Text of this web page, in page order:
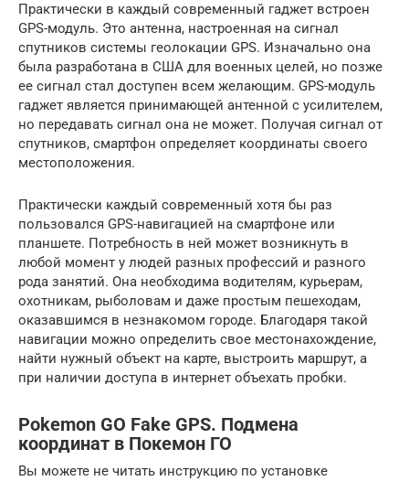
Практически в каждый современный гаджет встроен
GPS-модуль. Это антенна, настроенная на сигнал
спутников системы геолокации GPS. Изначально она
была разработана в США для военных целей, но позже
ее сигнал стал доступен всем желающим. GPS-модуль
гаджет является принимающей антенной с усилителем,
но передавать сигнал она не может. Получая сигнал от
спутников, смартфон определяет координаты своего
местоположения.
Практически каждый современный хотя бы раз
пользовался GPS-навигацией на смартфоне или
планшете. Потребность в ней может возникнуть в
любой момент у людей разных профессий и разного
рода занятий. Она необходима водителям, курьерам,
охотникам, рыболовам и даже простым пешеходам,
оказавшимся в незнакомом городе. Благодаря такой
навигации можно определить свое местонахождение,
найти нужный объект на карте, выстроить маршрут, а
при наличии доступа в интернет объехать пробки.
Pokemon GO Fake GPS. Подмена
координат в Покемон ГО
Вы можете не читать инструкцию по установке